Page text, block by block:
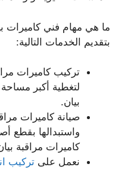
ما هي مهام فني كاميرات
بتقديم الخدمات التالية:
تركيب كاميرات
لتغطية أكبر
بيان.
صيانة كاميرات
واستبدالها بقطع
كاميرات مراقبة
نعمل على تركيب